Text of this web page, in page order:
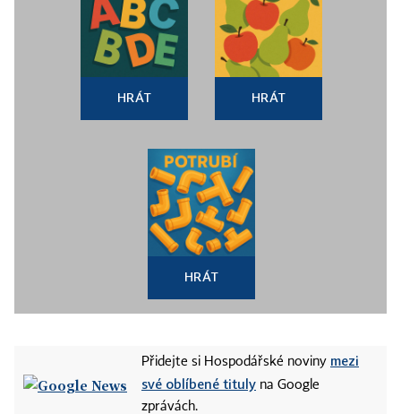
HRÁT HRÁT
HRÁT
Přidejte si Hospodářské noviny mezi
své oblíbené tituly na Google
zprávách.